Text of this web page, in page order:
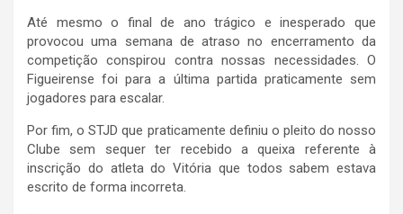
Até mesmo o final de ano trágico e inesperado que
provocou uma semana de atraso no encerramento da
competição conspirou contra nossas necessidades. O
Figueirense foi para a última partida praticamente sem
jogadores para escalar.
Por fim, o STJD que praticamente definiu o pleito do nosso
Clube sem sequer ter recebido a queixa referente à
inscrição do atleta do Vitória que todos sabem estava
escrito de forma incorreta.